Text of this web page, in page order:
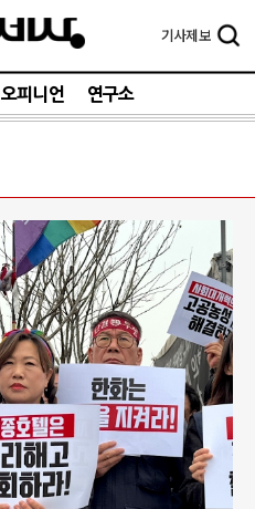
기사제보
오피니언 연구소